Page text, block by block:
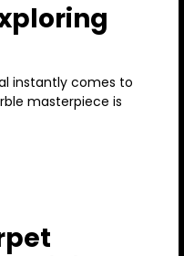
instantly comes to
masterpiece is